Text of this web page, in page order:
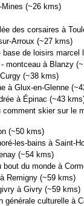
Mines (~26 kms)
des corsaires à
Arroux (~27 kms)
base de loisirs marcel
montceau à Blanzy
(~38 kms)
à Glux-en-Glenne
à Épinac (~43
skier sur le
(~50 kms)
les-bains à Saint-
(~54 kms)
bout du monde à
Remigny (~59 kms)
à Givry (~59 kms)
générale culturelle à